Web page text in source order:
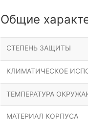
Общие
СТЕПЕНЬ ЗАЩИТЫ
КЛИМАТИЧЕСКОЕ
ТЕМПЕРАТУРА
МАТЕРИАЛ КОРПУСА